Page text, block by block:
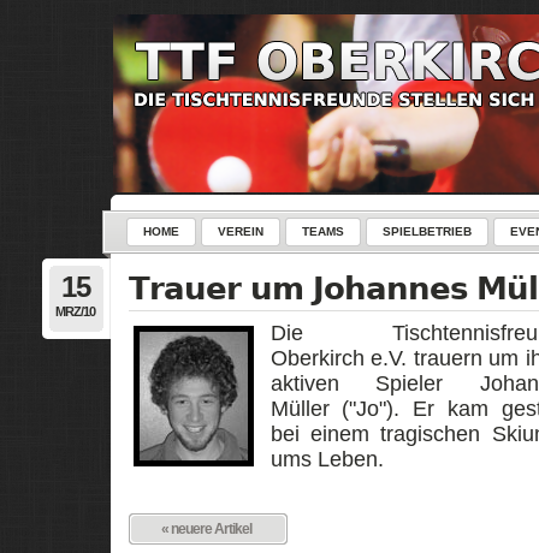
HOME VEREIN TEAMS SPIELBETRIEB
15
MRZ/10
Trauer um Johannes
Die
Oberkirch e.V. trauern um
aktiven Spieler
Müller ("Jo"). Er kam
bei einem tragischen
ums Leben.
« neuere Artikel